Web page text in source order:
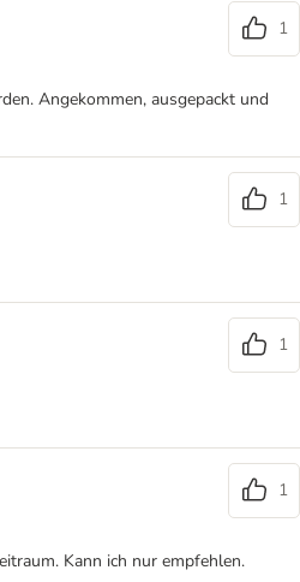
1
Angekommen, ausgepackt und
1
1
1
Kann ich nur empfehlen.